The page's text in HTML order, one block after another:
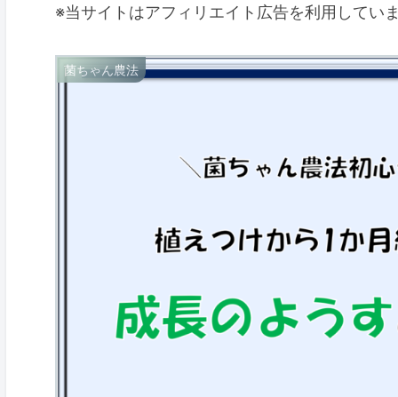
※当サイトはアフィリエイト広告を利用してい
菌ちゃん農法